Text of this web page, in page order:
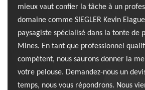
mieux vaut confier la tâche à un
domaine comme SIEGLER Kevin
paysagiste spécialisé dans la tonte de
Mines. En tant que professionnel
compétent, nous saurons donner la
votre pelouse. Demandez-nous un
temps, nous vous répondrons. Nous